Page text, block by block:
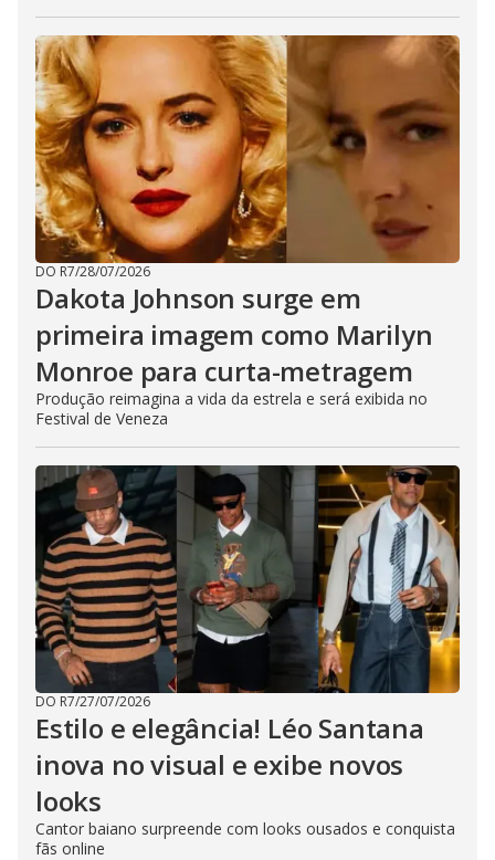
DO R7/28/07/2026
Dakota Johnson surge em
primeira imagem como Marilyn
Monroe para curta-metragem
Produção reimagina a vida da estrela e será exibida no
Festival de Veneza
DO R7/27/07/2026
Estilo e elegância! Léo Santana
inova no visual e exibe novos
looks
Cantor baiano surpreende com looks ousados e conquista
fãs online